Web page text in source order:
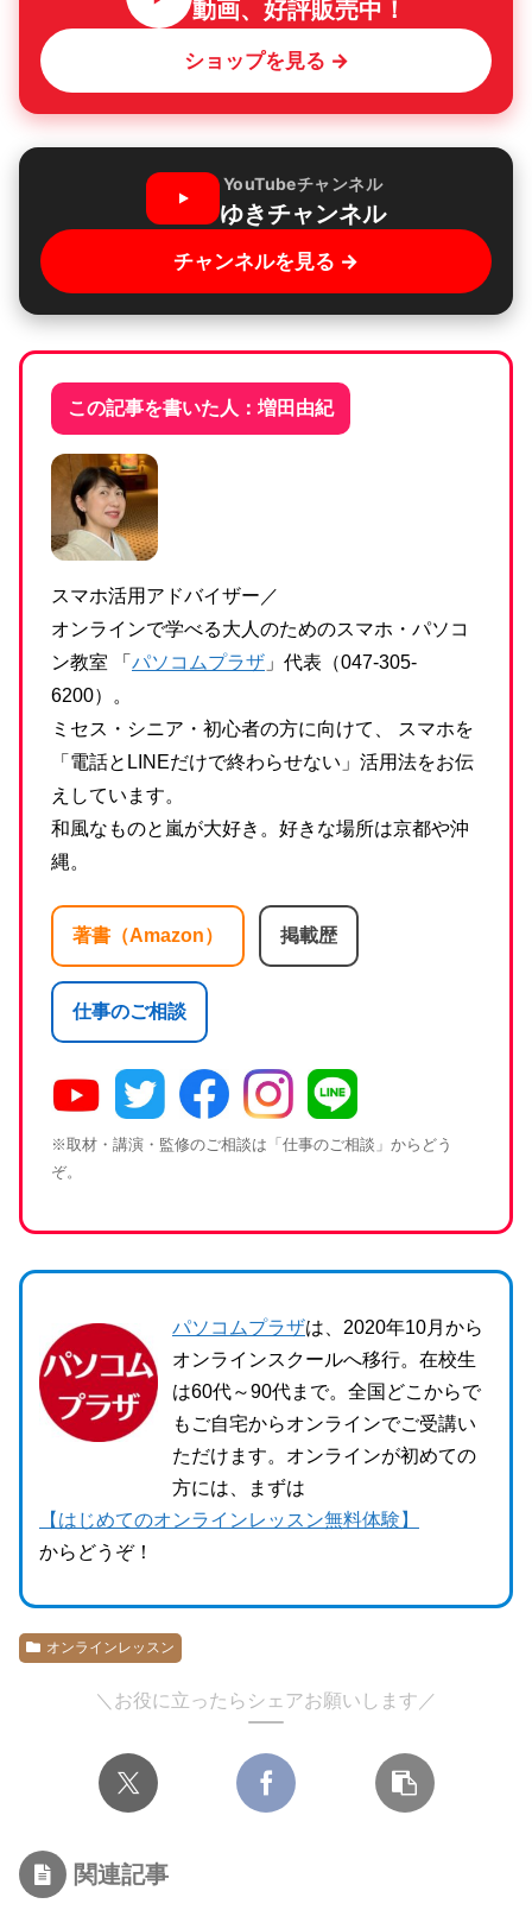
動画、好評販売中！
ショップを見る →
YouTubeチャンネル
ゆきチャンネル
チャンネルを見る →
この記事を書いた人：増田由紀
スマホ活用アドバイザー／
オンラインで学べる大人のためのスマホ・パソコ
ン教室 「 パソコムプラザ 」代表（047-305-
6200）。
ミセス・シニア・初心者の方に向けて、 スマホを
「電話とLINEだけで終わらせない」活用法をお伝
えしています。
和風なものと嵐が大好き。好きな場所は京都や沖
縄。
著書（Amazon） 掲載歴
仕事のご相談
※取材・講演・監修のご相談は「仕事のご相談」からどう
ぞ。
パソコムプラザは、2020年10月から
オンラインスクールへ移行。在校生
は60代～90代まで。全国どこからで
もご自宅からオンラインでご受講い
ただけます。オンラインが初めての
方には、まずは
【はじめてのオンラインレッスン無料体験】
からどうぞ！
オンラインレッスン
＼お役に立ったらシェアお願いします／
関連記事